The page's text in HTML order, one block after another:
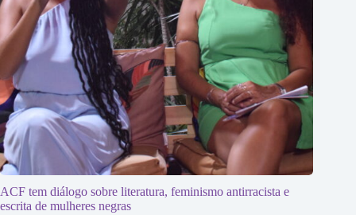
ACF tem diálogo sobre literatura, feminismo antirracista e
escrita de mulheres negras